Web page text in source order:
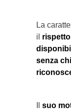
La
il
senza
suo